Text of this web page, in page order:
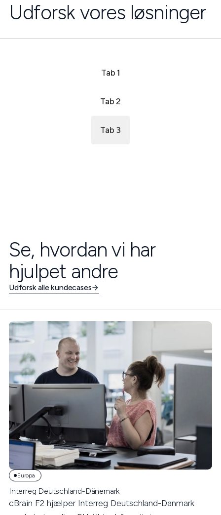
Udforsk vores løsninger
Tab 1
Tab 2
Tab 3
Se, hvordan vi har
hjulpet andre
Udforsk alle kundecases
Europa
Interreg Deutschland-Dänemark
cBrain F2 hjælper Interreg Deutschland-Danmark